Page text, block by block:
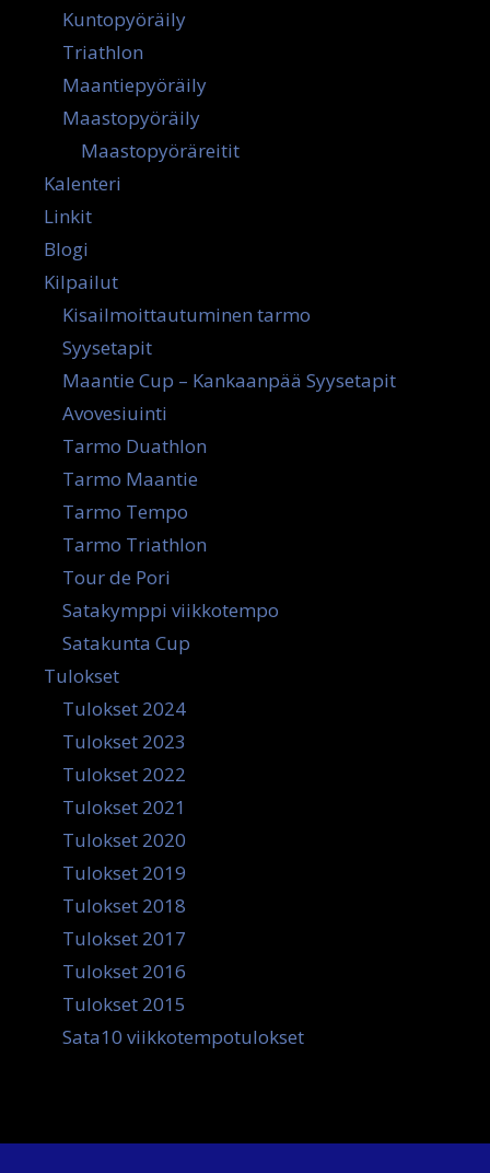
Kuntopyöräily
Triathlon
Maantiepyöräily
Maastopyöräily
Maastopyöräreitit
Kalenteri
Linkit
Blogi
Kilpailut
Kisailmoittautuminen tarmo
Syysetapit
Maantie Cup – Kankaanpää Syysetapit
Avovesiuinti
Tarmo Duathlon
Tarmo Maantie
Tarmo Tempo
Tarmo Triathlon
Tour de Pori
Satakymppi viikkotempo
Satakunta Cup
Tulokset
Tulokset 2024
Tulokset 2023
Tulokset 2022
Tulokset 2021
Tulokset 2020
Tulokset 2019
Tulokset 2018
Tulokset 2017
Tulokset 2016
Tulokset 2015
Sata10 viikkotempotulokset